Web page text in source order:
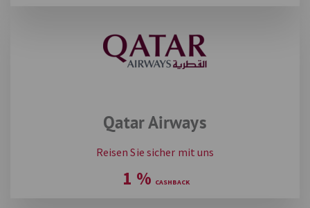
Qatar Airways
Reisen Sie sicher mit uns
1 %